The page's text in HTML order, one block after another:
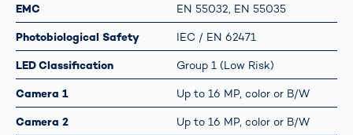
EMC EN 55032, EN 55035
Photobiological Safety IEC / EN 62471
LED Classification Group 1 (Low Risk)
Camera 1 Up to 16 MP, color or B/W
Camera 2 Up to 16 MP, color or B/W